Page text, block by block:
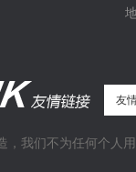
我们不为任何个人用